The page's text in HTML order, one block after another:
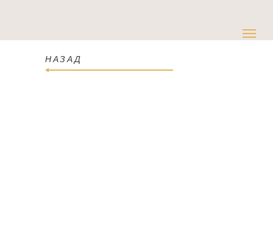
НАЗАД